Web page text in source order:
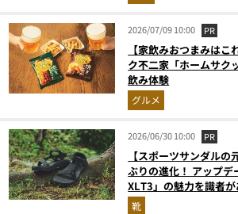
2026/07/09 10:00 PR
【家飲みおつまみは
ク不二家「ホームサク
飲み体験
グルメ
2026/06/30 10:00 PR
【スポーツサンダル
ぶりの進化！ アップデ
XLT3」の魅力を識者
解説！
靴